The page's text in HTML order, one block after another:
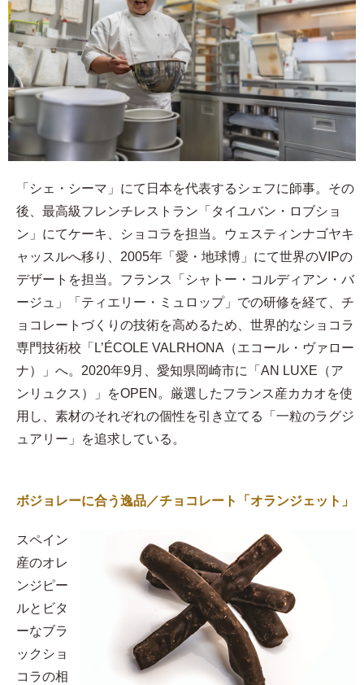
「シェ・シーマ」にて日本を代表するシェフに師事。その
後、最高級フレンチレストラン「タイユバン・ロブショ
ン」にてケーキ、ショコラを担当。ウェスティンナゴヤキ
ャッスルへ移り、2005年「愛・地球博」にて世界のVIPの
デザートを担当。フランス「シャトー・コルディアン・バ
ージュ」「ティエリー・ミュロップ」での研修を経て、チ
ョコレートづくりの技術を高めるため、世界的なショコラ
専門技術校「L’ÉCOLE VALRHONA（エコール・ヴァロー
ナ）」へ。2020年9月、愛知県岡崎市に「AN LUXE（ア
ンリュクス）」をOPEN。厳選したフランス産カカオを使
用し、素材のそれぞれの個性を引き立てる「一粒のラグジ
ュアリー」を追求している。
ボジョレーに合う逸品／チョコレート「オランジェット」
スペイン
産のオレ
ンジピー
ルとビタ
ーなブラ
ックショ
コラの相